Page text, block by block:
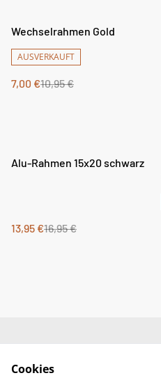
%
Wechselrahmen Gold
AUSVERKAUFT
7,00 €10,95 €
%
Alu-Rahmen 15x20 schwarz
13,95 €16,95 €
Cookies